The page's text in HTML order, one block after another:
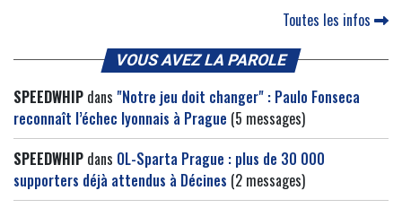
Toutes les infos
VOUS AVEZ LA PAROLE
SPEEDWHIP dans "Notre jeu doit changer" : Paulo Fonseca
reconnaît l’échec lyonnais à Prague (5 messages)
SPEEDWHIP dans OL-Sparta Prague : plus de 30 000
supporters déjà attendus à Décines (2 messages)